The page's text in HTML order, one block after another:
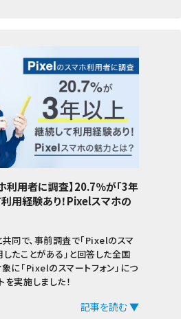
利用者に調査】20.7％が「3年
利用経験あり！Pixelスマホの
同で、事前調査で「Pixelのスマ
したことがある」と回答した全国
に「Pixelのスマートフォン」につ
実施しました！
記事を読む ▼